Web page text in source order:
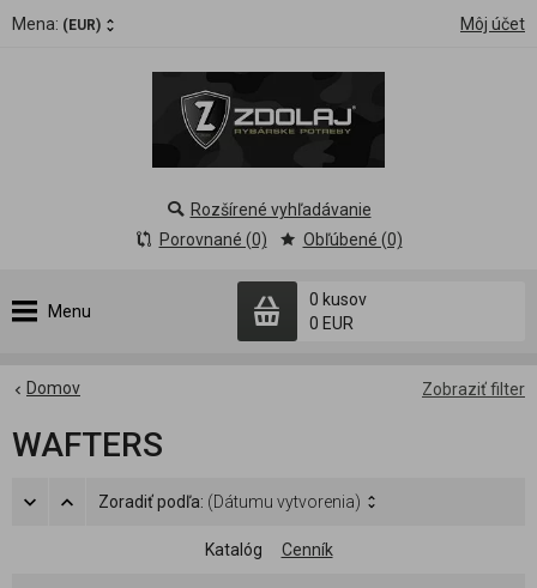
Mena: (EUR) Môj účet
Menu
0 kusov
0 EUR
Rozšírené vyhľadávanie
Porovnané (0)
Obľúbené (0)
Zobraziť filter
Domov
WAFTERS
Zoradiť podľa: (Dátumu vytvorenia)
Katalóg Cenník